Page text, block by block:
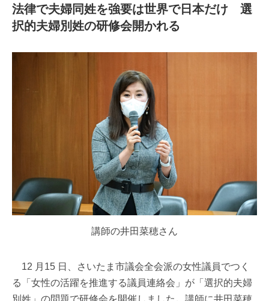
法律で夫婦同姓を強要は世界で日本だけ 選
択的夫婦別姓の研修会開かれる
講師の井田菜穂さん
12 月15 日、さいたま市議会全会派の女性議員でつく
る「女性の活躍を推進する議員連絡会」が「選択的夫婦
別姓」の問題で研修会を開催しました。講師に井田菜穂